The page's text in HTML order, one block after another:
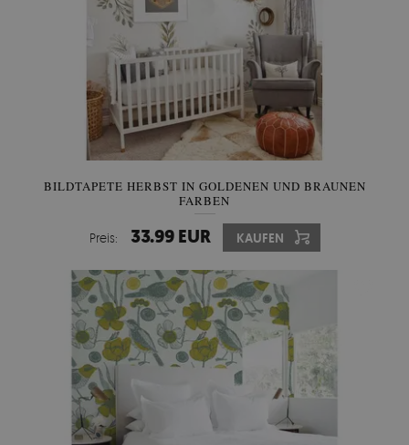
BILDTAPETE HERBST IN GOLDENEN UND BRAUNEN
FARBEN
Preis: 33.99 EUR KAUFEN